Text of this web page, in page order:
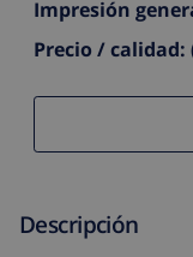
Impresión
Precio / calidad:
Descripción